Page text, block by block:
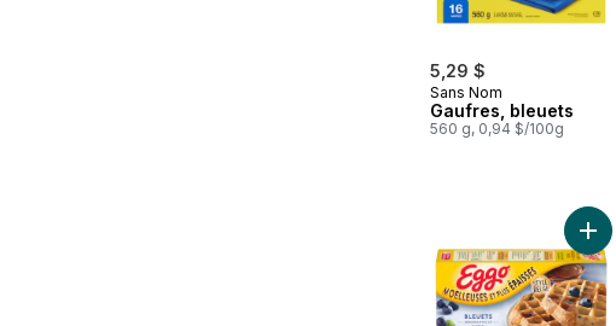
5,29 $
Sans Nom
Gaufres, bleuets
560 g, 0,94 $/100g